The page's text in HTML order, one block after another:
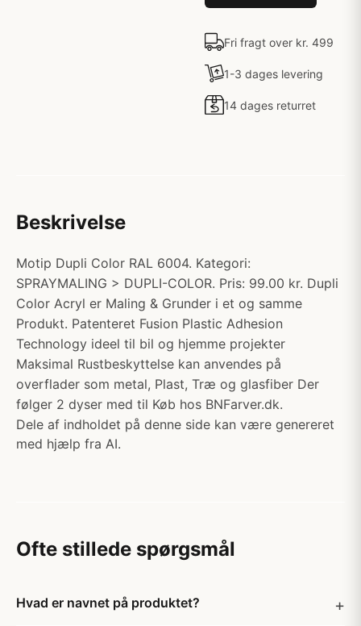
Fri fragt over kr. 499
1-3 dages levering
14 dages returret
Beskrivelse
Motip Dupli Color RAL 6004. Kategori:
SPRAYMALING > DUPLI-COLOR. Pris: 99.00 kr. Dupli
Color Acryl er Maling & Grunder i et og samme
Produkt. Patenteret Fusion Plastic Adhesion
Technology ideel til bil og hjemme projekter
Maksimal Rustbeskyttelse kan anvendes på
overflader som metal, Plast, Træ og glasfiber Der
følger 2 dyser med til Køb hos BNFarver.dk.
Dele af indholdet på denne side kan være genereret
med hjælp fra AI.
Ofte stillede spørgsmål
Hvad er navnet på produktet?